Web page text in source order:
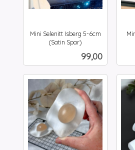
Mini Selenitt Isberg 5-6cm
(Satin Spar)
Pris
99,00